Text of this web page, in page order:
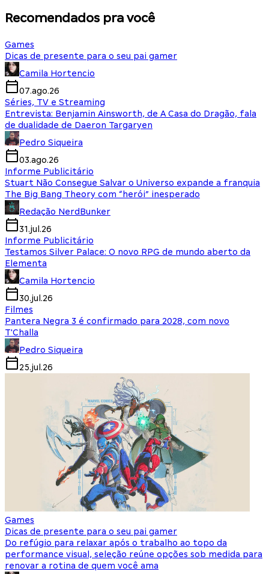
Recomendados pra você
Games
Dicas de presente para o seu pai gamer
Camila Hortencio
07.ago.26
Séries, TV e Streaming
Entrevista: Benjamin Ainsworth, de A Casa do Dragão, fala
de dualidade de Daeron Targaryen
Pedro Siqueira
03.ago.26
Informe Publicitário
Stuart Não Consegue Salvar o Universo expande a franquia
The Big Bang Theory com “herói” inesperado
Redação NerdBunker
31.jul.26
Informe Publicitário
Testamos Silver Palace: O novo RPG de mundo aberto da
Elementa
Camila Hortencio
30.jul.26
Filmes
Pantera Negra 3 é confirmado para 2028, com novo
T'Challa
Pedro Siqueira
25.jul.26
Games
Dicas de presente para o seu pai gamer
Do refúgio para relaxar após o trabalho ao topo da
performance visual, seleção reúne opções sob medida para
renovar a rotina de quem você ama